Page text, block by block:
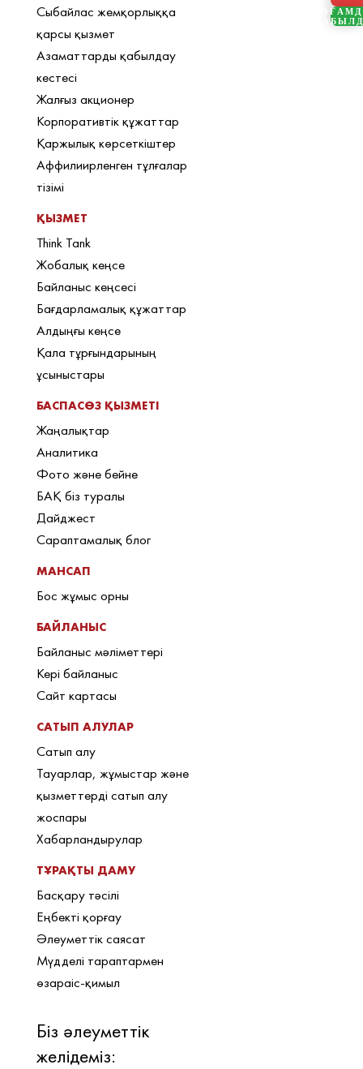
Сыбайлас жемқорлыққа
қарсы қызмет
Азаматтарды қабылдау
кестесі
Жалғыз акционер
Корпоративтік құжаттар
Қаржылық көрсеткіштер
Аффилиирленген тұлғалар
тізімі
ҚЫЗМЕТ
Think Tank
Жобалық кеңсе
Байланыс кеңсесі
Бағдарламалық құжаттар
Алдыңғы кеңсе
Қала тұрғындарының
ұсыныстары
БАСПАСӨЗ ҚЫЗМЕТІ
Жаңалықтар
Аналитика
Фото және бейне
БАҚ біз туралы
Дайджест
Сараптамалық блог
МАНСАП
Бос жұмыс орны
БАЙЛАНЫС
Байланыс мәліметтері
Кері байланыс
Сайт картасы
САТЫП АЛУЛАР
Сатып алу
Тауарлар, жұмыстар және
қызметтерді сатып алу
жоспары
Хабарландырулар
ТҰРАҚТЫ ДАМУ
Басқару тәсілі
Еңбекті қорғау
Әлеуметтік саясат
Мүдделі тараптармен
өзараіс-қимыл
Біз әлеуметтік
желідеміз: